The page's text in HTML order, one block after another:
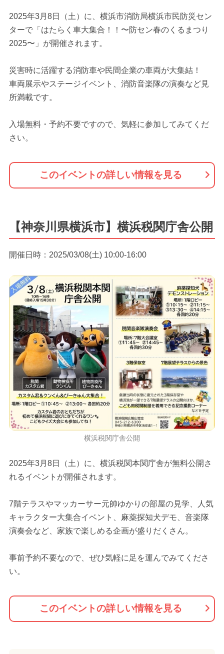
2025年3月8日（土）に、横浜市消防局横浜市民防災セン
ターで「はたらく車大集合！！〜防セン春のくるまつり
2025〜」が開催されます。
災害時に活躍する消防車や民間企業の車両が大集結！
車両展示やステージイベント、消防音楽隊の演奏など見
所満載です。
入場無料・予約不要ですので、気軽に参加してみてくだ
さい。
このイベントの詳しい情報を見る
【神奈川県横浜市】横浜税関庁舎公開
開催日時：2025/03/08(土) 10:00-16:00
横浜税関庁舎公開
2025年3月8日（土）に、横浜税関本関庁舎が無料公開さ
れるイベントが開催されます。
7階テラスやマッカーサー元帥ゆかりの部屋の見学、人気
キャラクター大集合イベント、麻薬探知犬デモ、音楽隊
演奏会など、家族で楽しめる企画が盛りだくさん。
事前予約不要なので、ぜひ気軽に足を運んでみてくださ
い。
このイベントの詳しい情報を見る